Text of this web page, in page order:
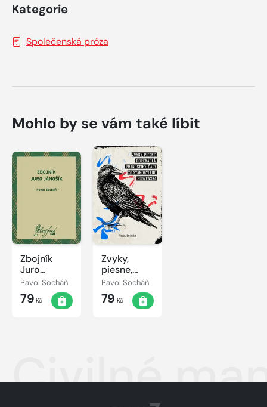
Kategorie
Společenská próza
Mohlo by se vám také líbit
Zbojník
Juro
Jánošík
Pavol Socháň
79 Kč
Zvyky,
piesne,
porekadlá,
pranostiky,
čary zo
starobylého
Pavol Socháň
79 Kč
Civilné